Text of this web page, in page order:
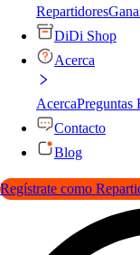
Repartidores
DiDi Shop
Acerca
AcercaPreguntas
Contacto
Blog
Regístrate como